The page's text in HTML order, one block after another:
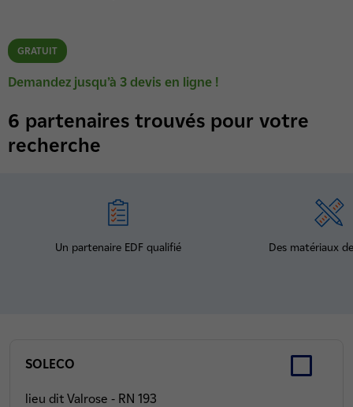
GRATUIT
Demandez jusqu’à 3 devis en ligne !
6 partenaires trouvés pour votre
recherche
Un partenaire EDF qualifié Des matériaux
SOLECO
lieu dit Valrose - RN 193